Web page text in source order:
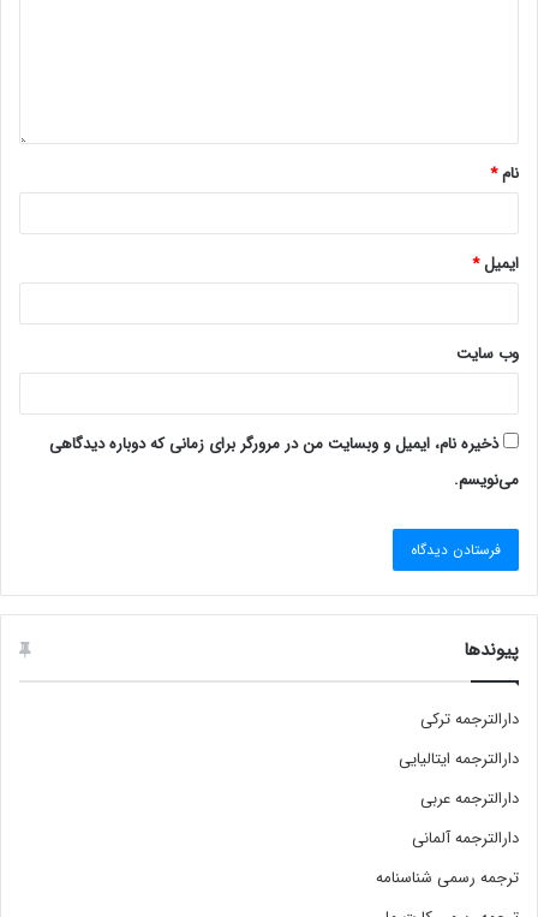
نام*
ایمیل*
وب‌ سایت
ذخیره نام، ایمیل و وبسایت من در مرورگر برای زمانی که دوباره دیدگاهی
می‌نویسم.
پیوندها
دارالترجمه ترکی
دارالترجمه ایتالیایی
دارالترجمه عربی
دارالترجمه آلمانی
ترجمه رسمی شناسنامه